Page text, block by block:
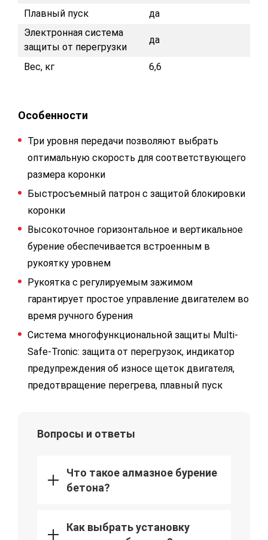
Плавный пуск
да
Электронная система
защиты от перегрузки
да
Вес, кг 6,6
Особенности
Три уровня передачи позволяют выбрать
оптимальную скорость для соответствующего
размера коронки
Быстросъемный патрон с защитой блокировки
коронки
Высокоточное горизонтальное и вертикальное
бурение обеспечивается встроенным в
рукоятку уровнем
Рукоятка с регулируемым зажимом
гарантирует простое управление двигателем во
время ручного бурения
Система многофункциональной защиты Multi-
Safe-Tronic: защита от перегрузок, индикатор
предупреждения об износе щеток двигателя,
предотвращение перегрева, плавный пуск
Вопросы и ответы
Что такое алмазное бурение
бетона?
Как выбрать установку